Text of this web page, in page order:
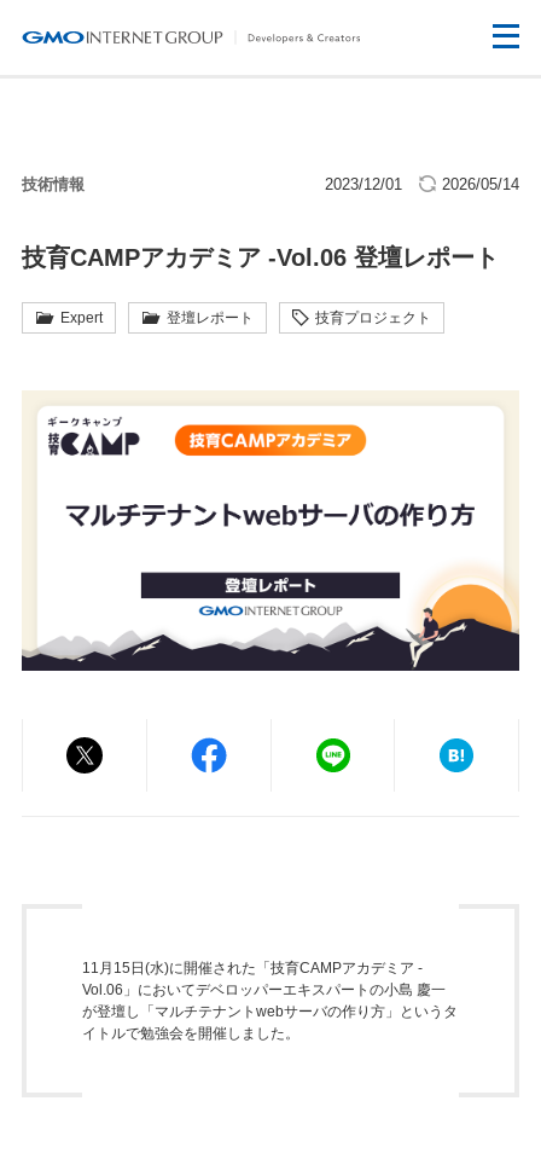
技術情報 2023/12/01 2026/05/14
技育CAMPアカデミア -Vol.06 登壇レポート
Expert 登壇レポート 技育プロジェクト
11月15日(水)に開催された「技育CAMPアカデミア -
Vol.06」においてデベロッパーエキスパートの小島 慶一
が登壇し「マルチテナントwebサーバの作り方」というタ
イトルで勉強会を開催しました。